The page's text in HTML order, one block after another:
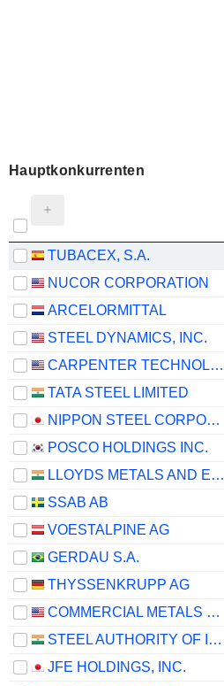
Hauptkonkurrenten
TUBACEX, S.A.
NUCOR CORPORATION
ARCELORMITTAL
STEEL DYNAMICS, INC.
CARPENTER TECHNOLOGY CORPORATION
TATA STEEL LIMITED
NIPPON STEEL CORPORATION
POSCO HOLDINGS INC.
LLOYDS METALS AND ENERGY LIMITED
SSAB AB
VOESTALPINE AG
GERDAU S.A.
THYSSENKRUPP AG
COMMERCIAL METALS COMPANY
STEEL AUTHORITY OF INDIA LIMITED
JFE HOLDINGS, INC.